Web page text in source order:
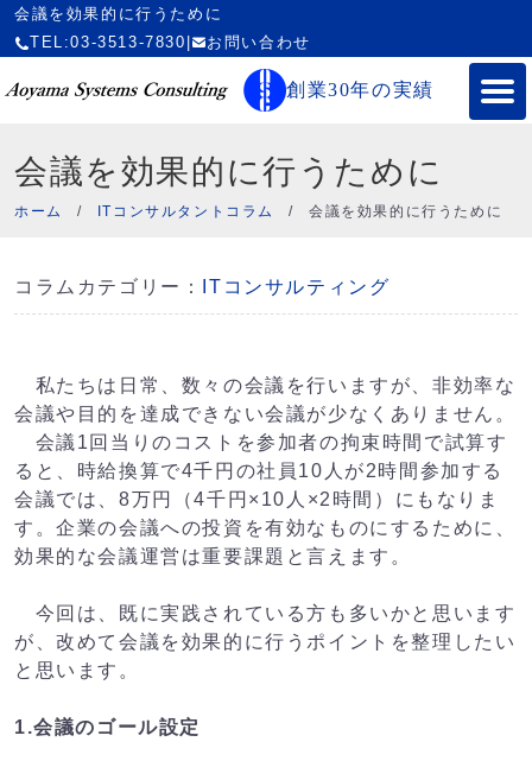
会議を効果的に行うために
TEL:03-3513-7830
お問い合わせ
創業30年の実績
会議を効果的に行うために
ホーム / ITコンサルタントコラム /会議を効果的に行うために
コラムカテゴリー： ITコンサルティング
私たちは日常、数々の会議を行いますが、非効率な
会議や目的を達成できない会議が少なくありません。
会議1回当りのコストを参加者の拘束時間で試算す
ると、時給換算で4千円の社員10人が2時間参加する
会議では、8万円（4千円×10人×2時間）にもなりま
す。企業の会議への投資を有効なものにするために、
効果的な会議運営は重要課題と言えます。
今回は、既に実践されている方も多いかと思います
が、改めて会議を効果的に行うポイントを整理したい
と思います。
1.会議のゴール設定